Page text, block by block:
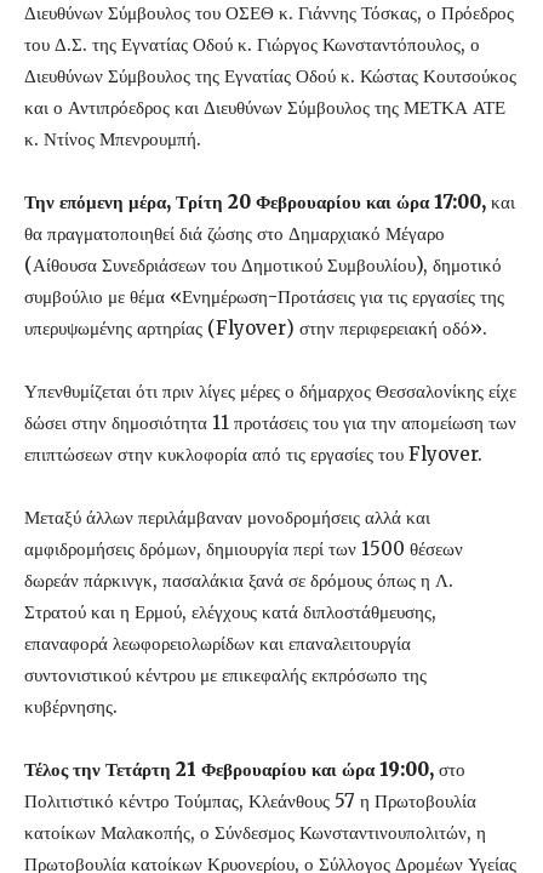
Διευθύνων Σύμβουλος του ΟΣΕΘ κ. Γιάννης Τόσκας, ο Πρόεδρος
του Δ.Σ. της Εγνατίας Οδού κ. Γιώργος Κωνσταντόπουλος, ο
Διευθύνων Σύμβουλος της Εγνατίας Οδού κ. Κώστας Κουτσούκος
και ο Αντιπρόεδρος και Διευθύνων Σύμβουλος της ΜΕΤΚΑ ΑΤΕ
κ. Ντίνος Μπενρουμπή.
Την επόμενη μέρα, Τρίτη 20 Φεβρουαρίου και ώρα 17:00, και
θα πραγματοποιηθεί διά ζώσης στο Δημαρχιακό Μέγαρο
(Αίθουσα Συνεδριάσεων του Δημοτικού Συμβουλίου), δημοτικό
συμβούλιο με θέμα «Ενημέρωση-Προτάσεις για τις εργασίες της
υπερυψωμένης αρτηρίας (Flyover) στην περιφερειακή οδό».
Υπενθυμίζεται ότι πριν λίγες μέρες ο δήμαρχος Θεσσαλονίκης είχε
δώσει στην δημοσιότητα 11 προτάσεις του για την απομείωση των
επιπτώσεων στην κυκλοφορία από τις εργασίες του Flyover.
Μεταξύ άλλων περιλάμβαναν μονοδρομήσεις αλλά και
αμφιδρομήσεις δρόμων, δημιουργία περί των 1500 θέσεων
δωρεάν πάρκινγκ, πασαλάκια ξανά σε δρόμους όπως η Λ.
Στρατού και η Ερμού, ελέγχους κατά διπλοστάθμευσης,
επαναφορά λεωφορειολωρίδων και επαναλειτουργία
συντονιστικού κέντρου με επικεφαλής εκπρόσωπο της
κυβέρνησης.
Τέλος την Τετάρτη 21 Φεβρουαρίου και ώρα 19:00, στο
Πολιτιστικό κέντρο Τούμπας, Κλεάνθους 57 η Πρωτοβουλία
κατοίκων Μαλακοπής, ο Σύνδεσμος Κωνσταντινουπολιτών, η
Πρωτοβουλία κατοίκων Κρυονερίου, ο Σύλλογος Δρομέων Υγείας